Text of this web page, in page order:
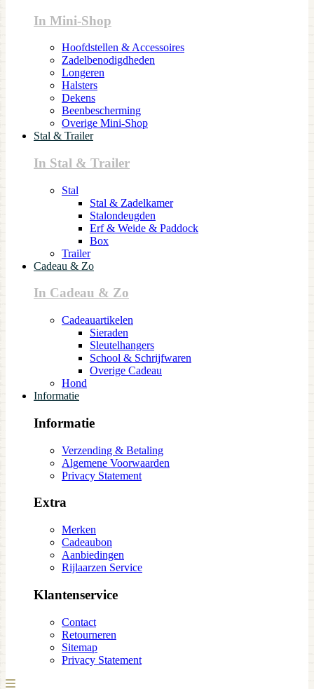
In Mini-Shop
Hoofdstellen & Accessoires
Zadelbenodigdheden
Longeren
Halsters
Dekens
Beenbescherming
Overige Mini-Shop
Stal & Trailer
In Stal & Trailer
Stal
Stal & Zadelkamer
Stalondeugden
Erf & Weide & Paddock
Box
Trailer
Cadeau & Zo
In Cadeau & Zo
Cadeauartikelen
Sieraden
Sleutelhangers
School & Schrijfwaren
Overige Cadeau
Hond
Informatie
Informatie
Verzending & Betaling
Algemene Voorwaarden
Privacy Statement
Extra
Merken
Cadeaubon
Aanbiedingen
Rijlaarzen Service
Klantenservice
Contact
Retourneren
Sitemap
Privacy Statement